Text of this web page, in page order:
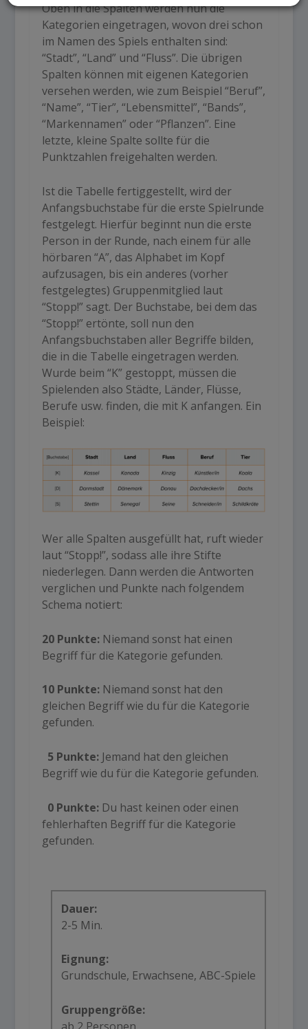
Oben in die Spalten werden nun die
Kategorien eingetragen, wovon drei schon
im Namen des Spiels enthalten sind:
“Stadt”, “Land” und “Fluss”. Die übrigen
Spalten können mit eigenen Kategorien
versehen werden, wie zum Beispiel “Beruf”,
“Name”, “Tier”, “Lebensmittel”, “Bands”,
“Markennamen” oder “Pflanzen”. Eine
letzte, kleine Spalte sollte für die
Punktzahlen freigehalten werden.
Ist die Tabelle fertiggestellt, wird der
Anfangsbuchstabe für die erste Spielrunde
festgelegt. Hierfür beginnt nun die erste
Person in der Runde, nach einem für alle
hörbaren “A”, das Alphabet im Kopf
aufzusagen, bis ein anderes (vorher
festgelegtes) Gruppenmitglied laut
“Stopp!” sagt. Der Buchstabe, bei dem das
“Stopp!” ertönte, soll nun den
Anfangsbuchstaben aller Begriffe bilden,
die in die Tabelle eingetragen werden.
Wurde beim “K” gestoppt, müssen die
Spielenden also Städte, Länder, Flüsse,
Berufe usw. finden, die mit K anfangen. Ein
Beispiel:
Wer alle Spalten ausgefüllt hat, ruft wieder
laut “Stopp!”, sodass alle ihre Stifte
niederlegen. Dann werden die Antworten
verglichen und Punkte nach folgendem
Schema notiert:
20 Punkte: Niemand sonst hat einen
Begriff für die Kategorie gefunden.
10 Punkte: Niemand sonst hat den
gleichen Begriff wie du für die Kategorie
gefunden.
5 Punkte: Jemand hat den gleichen
Begriff wie du für die Kategorie gefunden.
0 Punkte: Du hast keinen oder einen
fehlerhaften Begriff für die Kategorie
gefunden.
Dauer:
2-5 Min.
Eignung:
Grundschule, Erwachsene, ABC-Spiele
Gruppengröße: